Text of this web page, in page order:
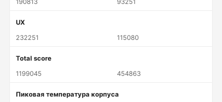
UX
232251
115080
Total score
1199045
454863
Пиковая температура корпуса